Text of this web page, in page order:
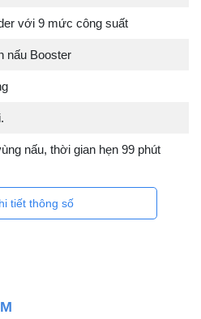
với 9 mức công suất
nấu Booster
nấu, thời gian hẹn 99 phút
tiết thông số